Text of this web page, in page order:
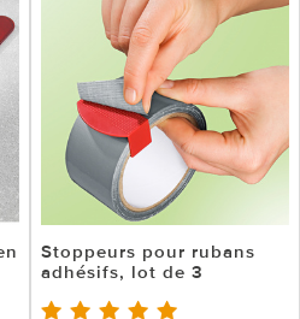
Stoppeurs pour rubans
adhésifs, lot de 3